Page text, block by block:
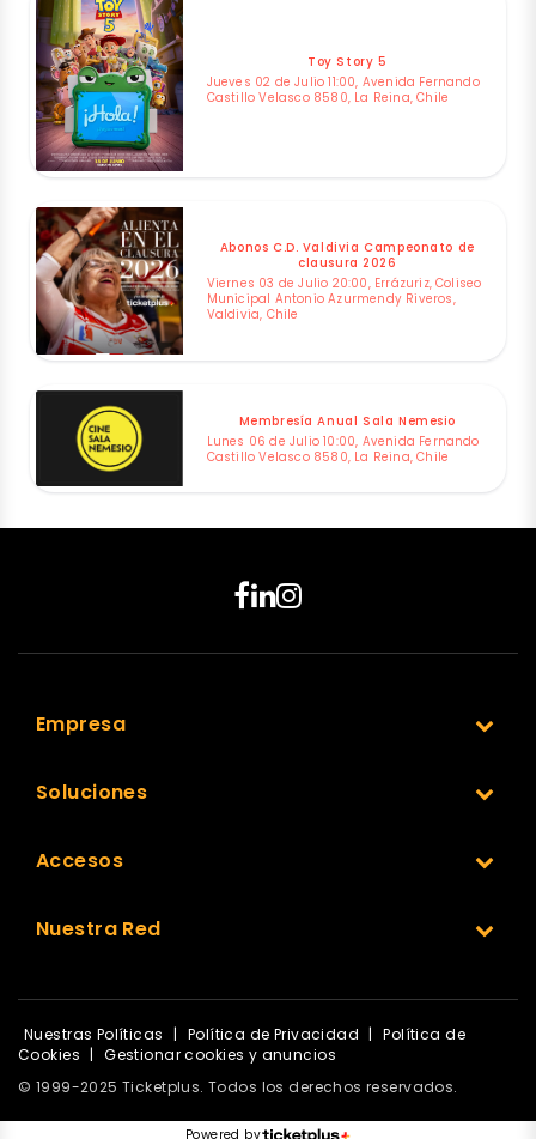
Toy Story 5
Jueves 02 de Julio 11:00, Avenida Fernando
Castillo Velasco 8580, La Reina, Chile
Abonos C.D. Valdivia Campeonato de
clausura 2026
Viernes 03 de Julio 20:00, Errázuriz, Coliseo
Municipal Antonio Azurmendy Riveros,
Valdivia, Chile
Membresía Anual Sala Nemesio
Lunes 06 de Julio 10:00, Avenida Fernando
Castillo Velasco 8580, La Reina, Chile
Empresa
Soluciones
Accesos
Nuestra Red
Nuestras Políticas | Política de Privacidad |
Política de
Cookies |
Gestionar cookies y anuncios
© 1999-2025 Ticketplus. Todos los derechos reservados.
Powered by